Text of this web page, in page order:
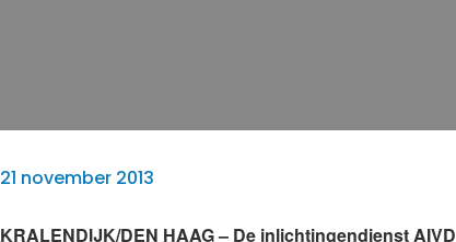
21 november 2013
KRALENDIJK/DEN HAAG – De inlichtingendienst AIVD